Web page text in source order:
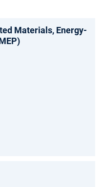
Materials­, Energy­